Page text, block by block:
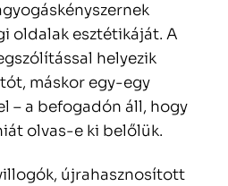
oldalak esztétikáját. A
helyezik
máskor egy-egy
– a befogadón áll, hogy
olvas-e ki belőlük.
újrahasznosított